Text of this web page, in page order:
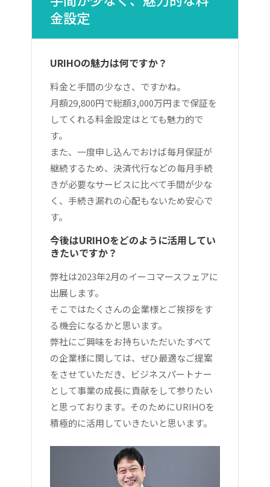
金設定
URIHOの魅力は何ですか？
料金と手間の少なさ、ですかね。
月額29,800円で総額3,000万円まで保証を
してくれる料金設定はとても魅力的で
す。
また、一度申し込んでおけば毎月保証が
継続するため、決済代行などの毎月手続
きが必要なサービスに比べて手間が少な
く、手続き漏れの心配もないため安心で
す。
今後はURIHOをどのように活用してい
きたいですか？
弊社は2023年2月のイーコマースフェアに
出展します。
そこではたくさんの企業様とご挨拶をす
る機会になるかと思います。
弊社にご興味をお持ちいただいたすべて
の企業様に関しては、ぜひ最適なご提案
をさせていただき、ビジネスパートナー
として事業の成長に貢献をして参りたい
と思っております。そのためにURIHOを
積極的に活用していきたいと思います。